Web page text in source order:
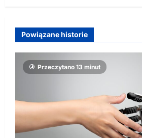
Powiązane historie
Przeczytano 13 minut